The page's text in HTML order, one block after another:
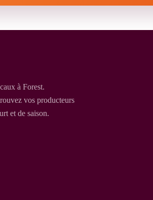
à Forest.
vos producteurs
et de saison.